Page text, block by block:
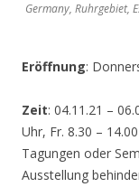
Germany, Ruhrgebiet,
Eröffnung:
Zeit: 04.11.21 –
Uhr, Fr. 8.30 –
Tagungen oder
Ausstellung